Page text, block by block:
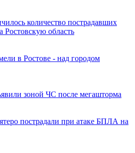
количество пострадавших
Ростовскую область
в Ростове - над городом
зоной ЧС после мегашторма
пострадали при атаке БПЛА на